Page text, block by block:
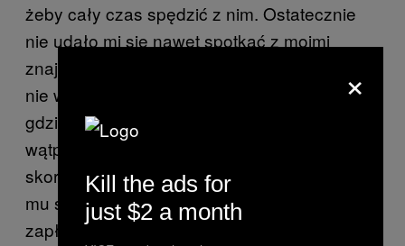
żeby cały czas spędzić z nim. Ostatecznie
nie udało mi się nawet spotkać z moimi
znajomymi – a on niby żartem zagroził, że
nie wpuści mnie do namiotu, jeśli „znowu
gdzieś mu zniknę”. Zaczęłam poważnie
wątpić, czy taki związek ma przyszłość,
skoro on uważa, że może mnie traktować, jak
mu się podoba, tylko dlatego, że za mnie
zapłacił. Ale nie chciałam też go tak
×
Kill the ads for
just $2 a month